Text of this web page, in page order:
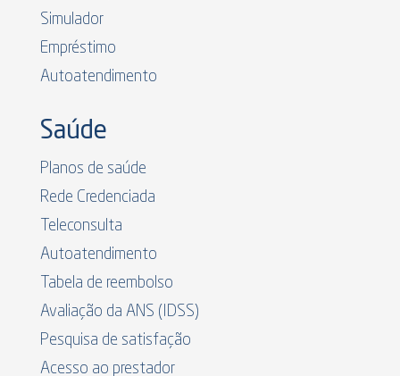
Simulador
Empréstimo
Autoatendimento
Saúde
Planos de saúde
Rede Credenciada
Teleconsulta
Autoatendimento
Tabela de reembolso
Avaliação da ANS (IDSS)
Pesquisa de satisfação
Acesso ao prestador